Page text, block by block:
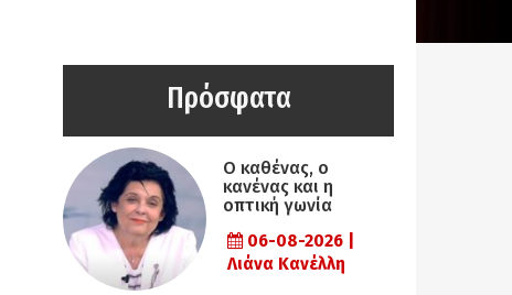
Πρόσφατα
Ο καθένας, ο
κανένας και η
οπτική γωνία
06-08-2026 |
Λιάνα Κανέλλη